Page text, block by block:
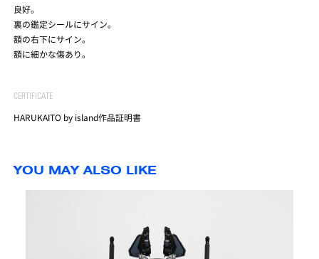
良好。
裏の鑑定シールにサイン。
額の右下にサイン。
額に細かな傷あり。
CERTIFICATE
HARUKAITO by island作品証明書
YOU MAY ALSO LIKE